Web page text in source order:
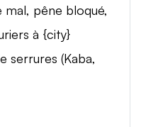
mal, pêne bloqué,
à {city}
serrures (Kaba,